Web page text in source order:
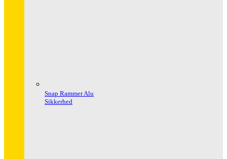
Snap Rammer Alu
Sikkerhed